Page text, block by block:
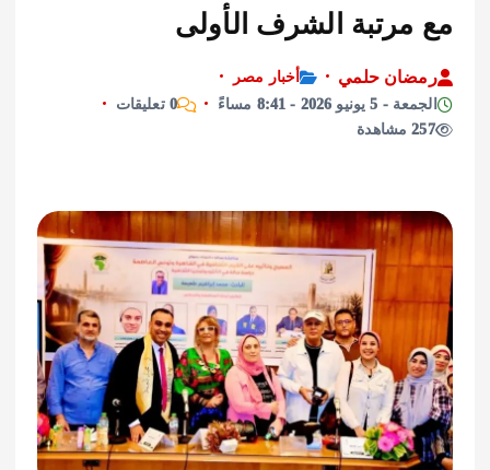
الشرف الأولى
حلمي
أخبار مصر
2026 - 8:41 مساءً
0 تعليقات